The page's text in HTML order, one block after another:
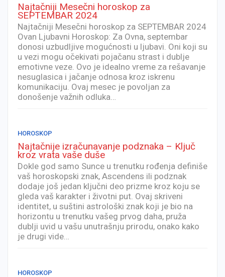
Najtačniji Mesečni horoskop za
SEPTEMBAR 2024
Najtačniji Mesečni horoskop za SEPTEMBAR 2024
Ovan Ljubavni Horoskop: Za Ovna, septembar
donosi uzbudljive mogućnosti u ljubavi. Oni koji su
u vezi mogu očekivati pojačanu strast i dublje
emotivne veze. Ovo je idealno vreme za rešavanje
nesuglasica i jačanje odnosa kroz iskrenu
komunikaciju. Ovaj mesec je povoljan za
donošenje važnih odluka…
HOROSKOP
Najtačnije izračunavanje podznaka – Ključ
kroz vrata vaše duše
Dokle god samo Sunce u trenutku rođenja definiše
vaš horoskopski znak, Ascendens ili podznak
dodaje još jedan ključni deo prizme kroz koju se
gleda vaš karakter i životni put. Ovaj skriveni
identitet, u suštini astrološki znak koji je bio na
horizontu u trenutku vašeg prvog daha, pruža
dublji uvid u vašu unutrašnju prirodu, onako kako
je drugi vide…
HOROSKOP